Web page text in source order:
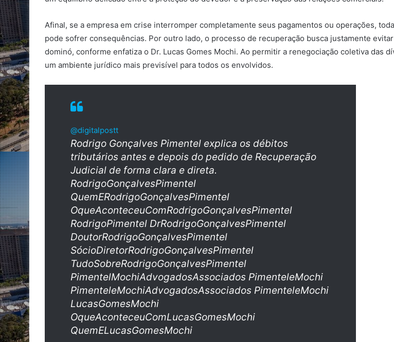
Afinal, se a empresa em crise interromper completamente seus pagamentos ou operações,
pode sofrer consequências. Por outro lado, o processo de recuperação busca justamente
dominó, conforme enfatiza o Dr. Lucas Gomes Mochi. Ao permitir a renegociação coletiva das
um ambiente jurídico mais previsível para todos os envolvidos.
@digitalpostt
Rodrigo Gonçalves Pimentel explica os débitos
tributários antes e depois do pedido de Recuperação
Judicial de forma clara e direta.
RodrigoGonçalvesPimentel
QuemERodrigoGonçalvesPimentel
OqueAconteceuComRodrigoGonçalvesPimentel
RodrigoPimentel DrRodrigoGonçalvesPimentel
DoutorRodrigoGonçalvesPimentel
SócioDiretorRodrigoGonçalvesPimentel
TudoSobreRodrigoGonçalvesPimentel
PimentelMochiAdvogadosAssociados PimenteleMochi
PimenteleMochiAdvogadosAssociados PimenteleMochi
LucasGomesMochi
OqueAconteceuComLucasGomesMochi
QuemELucasGomesMochi